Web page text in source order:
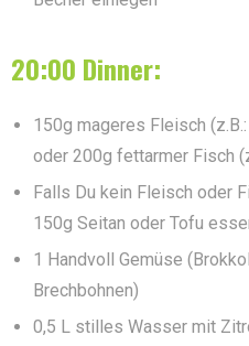
20:00 Dinner:
150g mageres Fleisch
oder 200g fettarmer Fisch
Falls Du kein Fleisch oder
150g Seitan oder Tofu
1 Handvoll Gemüse
Brechbohnen)
0,5 L stilles Wasser mit